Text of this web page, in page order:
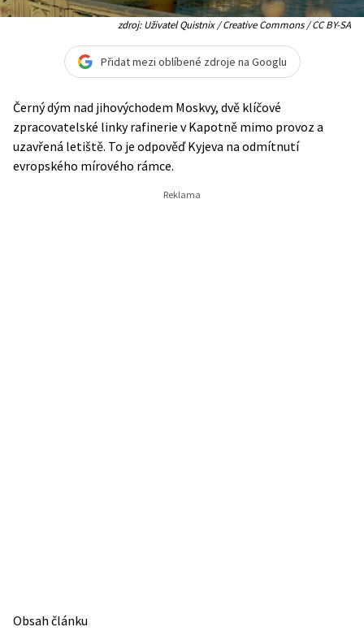
zdroj: Uživatel Quistnix / Creative Commons / CC BY-SA
Přidat mezi oblíbené zdroje na Googlu
Černý dým nad jihovýchodem Moskvy, dvě klíčové
zpracovatelské linky rafinerie v Kapotně mimo provoz a
uzavřená letiště. To je odpověď Kyjeva na odmítnutí
evropského mírového rámce.
Obsah článku